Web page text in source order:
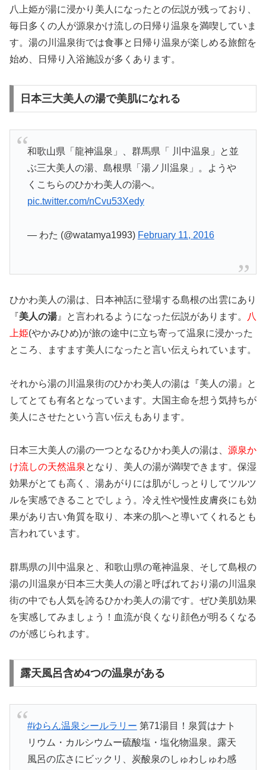
八上姫が湯に浸かり美人になったとの伝説が残っており、
毎日多くの人が源泉かけ流しの日帰り温泉を満喫していま
す。湯の川温泉街では食事と日帰り温泉が楽しめる旅館を
始め、日帰り入浴施設が多くあります。
日本三大美人の湯で美肌になれる
和歌山県「龍神温泉」、群馬県「 川中温泉」と並
ぶ三大美人の湯、島根県「湯ノ川温泉」。ようや
くこちらのひかわ美人の湯へ。
pic.twitter.com/nCvu53Xedy
— わた (@watamya1993) February 11, 2016
ひかわ美人の湯は、日本神話に登場する島根の出雲にあり
『美人の湯』と言われるようになった伝説があります。
八
上姫(やかみひめ)が旅の途中に立ち寄って温泉に浸かった
ところ、ますます美人になったと言い伝えられています。
それから湯の川温泉街のひかわ美人の湯は『美人の湯』と
してとても有名となっています。大国主命を想う気持ちが
美人にさせたという言い伝えもあります。
日本三大美人の湯の一つとなるひかわ美人の湯は、 源泉か
け流しの天然温泉となり、美人の湯が満喫できます。保湿
効果がとても高く、湯あがりには肌がしっとりしてツルツ
ルを実感できることでしょう。冷え性や慢性皮膚炎にも効
果があり古い角質を取り、本来の肌へと導いてくれるとも
言われています。
群馬県の川中温泉と、和歌山県の竜神温泉、そして島根の
湯の川温泉が日本三大美人の湯と呼ばれており湯の川温泉
街の中でも人気を誇るひかわ美人の湯です。ぜひ美肌効果
を実感してみましょう！血流が良くなり顔色が明るくなる
のが感じられます。
露天風呂含め4つの温泉がある
#ゆらん温泉シールラリー 第71湯目！泉質はナト
リウム・カルシウムー硫酸塩・塩化物温泉。露天
風呂の広さにビックリ、炭酸泉のしゅわしゅわ感